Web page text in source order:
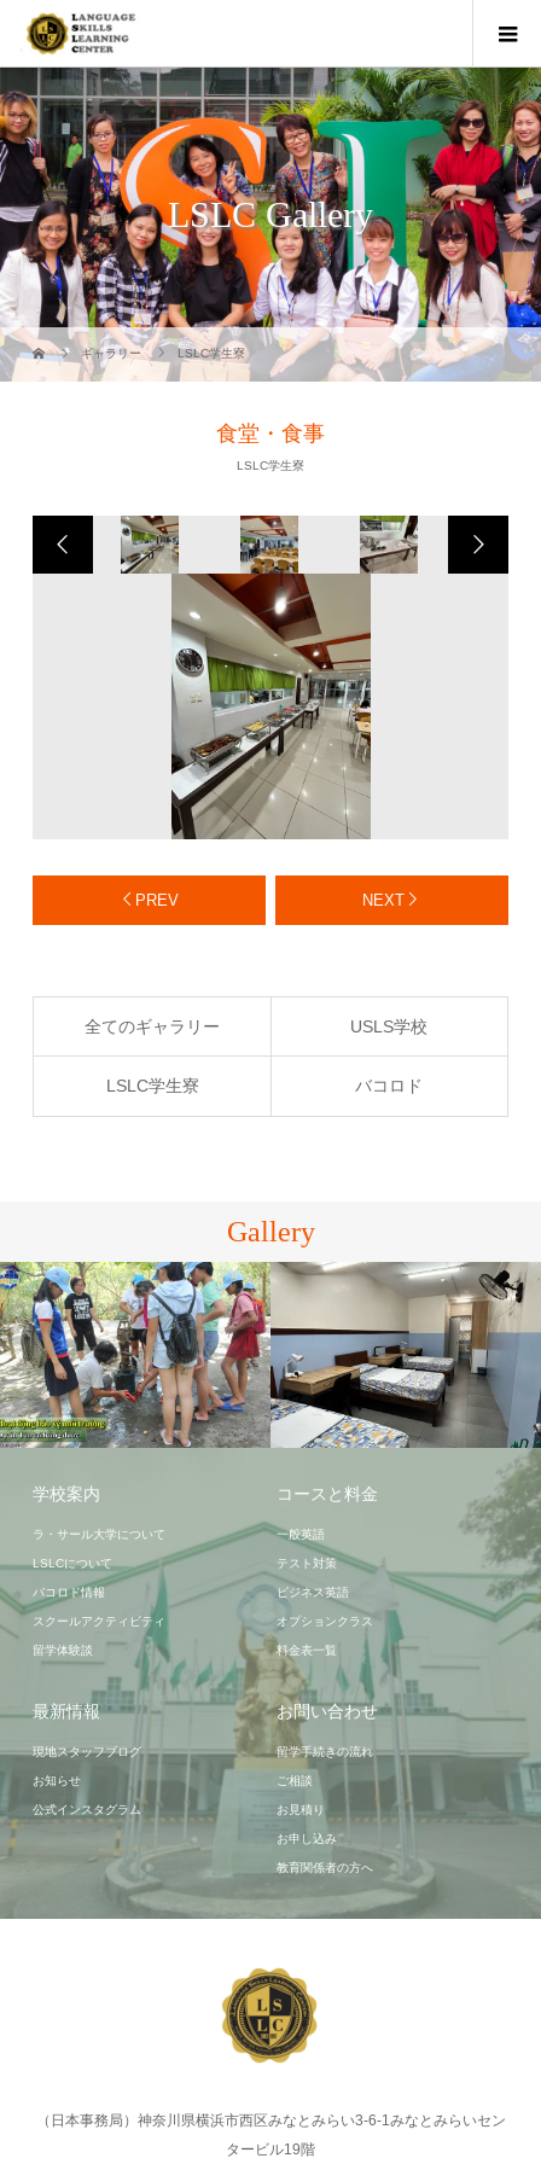
LSLC Gallery
ギャラリー LSLC学生寮
食堂・食事
LSLC学生寮
PREV NEXT
全てのギャラリー USLS学校
LSLC学生寮 バコロド
Gallery
バコロド LSLC学生寮
学校案内
ラ・サール大学について
LSLCについて
バコロド情報
スクールアクティビティ
留学体験談
コースと料金
一般英語
テスト対策
ビジネス英語
オプションクラス
料金表一覧
最新情報
現地スタッフブログ
お知らせ
公式インスタグラム
お問い合わせ
留学手続きの流れ
ご相談
お見積り
お申し込み
教育関係者の方へ
（日本事務局）神奈川県横浜市西区みなとみらい3-6-1みなとみらいセン
タービル19階